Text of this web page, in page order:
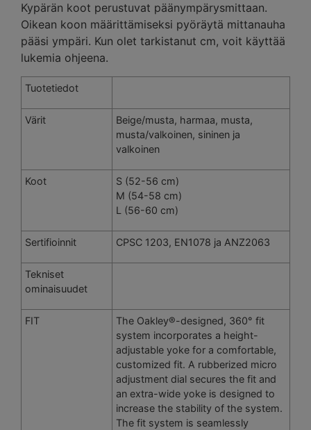
Kypärän koot perustuvat päänympärysmittaan.
Oikean koon määrittämiseksi pyöräytä mittanauha
pääsi ympäri. Kun olet tarkistanut cm, voit käyttää
lukemia ohjeena.
Tuotetiedot
Värit
Beige/musta, harmaa, musta,
musta/valkoinen, sininen ja
valkoinen
Koot
S (52-56 cm)
M (54-58 cm)
L (56-60 cm)
Sertifioinnit CPSC 1203, EN1078 ja ANZ2063
Tekniset
ominaisuudet
FIT
The Oakley®-designed, 360° fit
system incorporates a height-
adjustable yoke for a comfortable,
customized fit. A rubberized micro
adjustment dial secures the fit and
an extra-wide yoke is designed to
increase the stability of the system.
The fit system is seamlessly